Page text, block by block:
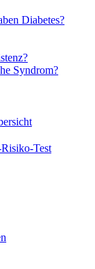
Diabetes?
Syndrom?
Test